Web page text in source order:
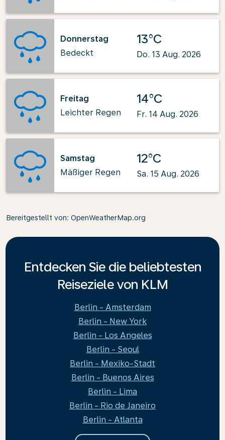
Donnerstag
Bedeckt
13°C
Do. 13 Aug. 2026
Freitag
Leichter Regen
14°C
Fr. 14 Aug. 2026
Samstag
Mäßiger Regen
12°C
Sa. 15 Aug. 2026
Bereitgestellt von: OpenWeatherMap.org
Entdecken Sie die beliebtesten
Reiseziele von KLM
Berlin - Amsterdam
Berlin - New York
Berlin - Los Angeles
Berlin - Seoul
Berlin - Mexiko-Stadt
Berlin - Buenos Aires
Berlin - Lima
Berlin - Rio de Janeiro
Berlin - Atlanta